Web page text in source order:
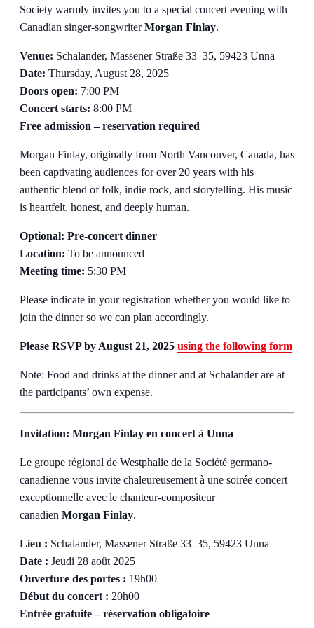
Society warmly invites you to a special concert evening with
Canadian singer-songwriterMorgan Finlay.
Venue: Schalander, Massener Straße 33–35, 59423 Unna
Date: Thursday, August 28, 2025
Doors open: 7:00 PM
Concert starts: 8:00 PM
Free admission – reservation required
Morgan Finlay, originally from North Vancouver, Canada, has
been captivating audiences for over 20 years with his
authentic blend of folk, indie rock, and storytelling. His music
is heartfelt, honest, and deeply human.
Optional: Pre-concert dinner
Location: To be announced
Meeting time: 5:30 PM
Please indicate in your registration whether you would like to
join the dinner so we can plan accordingly.
Please RSVP by August 21, 2025 using the following form
Note: Food and drinks at the dinner and at Schalander are at
the participants’ own expense.
Invitation: Morgan Finlay en concert à Unna
Le groupe régional de Westphalie de la Société germano-
canadienne vous invite chaleureusement à une soirée concert
exceptionnelle avec le chanteur-compositeur
canadien Morgan Finlay.
Lieu : Schalander, Massener Straße 33–35, 59423 Unna
Date : Jeudi 28 août 2025
Ouverture des portes : 19h00
Début du concert : 20h00
Entrée gratuite – réservation obligatoire